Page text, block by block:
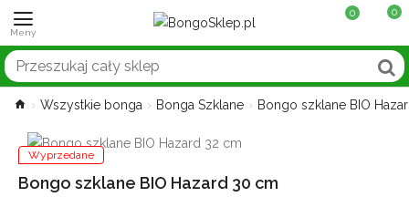
0 0
Wszystkie bonga Bonga Szklane Bongo szklane BIO
Wyprzedane
Bongo szklane BIO Hazard 30 cm